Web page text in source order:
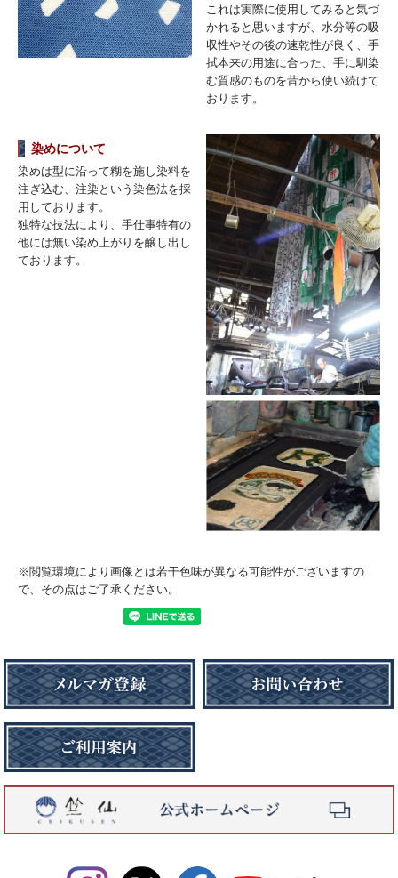
これは実際に使用してみると気づ
かれると思いますが、水分等の吸
収性やその後の速乾性が良く、手
拭本来の用途に合った、手に馴染
む質感のものを昔から使い続けて
おります。
染めについて
染めは型に沿って糊を施し染料を
注ぎ込む、注染という染色法を採
用しております。
独特な技法により、手仕事特有の
他には無い染め上がりを醸し出し
ております。
※閲覧環境により画像とは若干色味が異なる可能性がございますの
で、その点はご了承ください。